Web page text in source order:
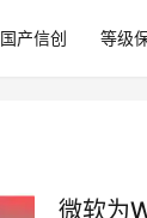
国产信创 等级
微软为